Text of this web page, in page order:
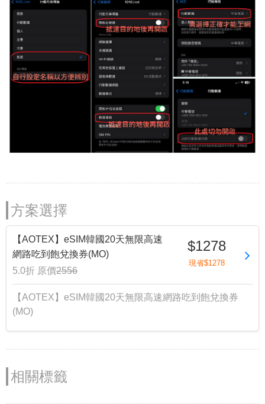
方案選擇
【AOTEX】eSIM韓國20天無限高速
網路吃到飽兌換券(MO)
5.0折 原價2556
$1278
現省$1278
【AOTEX】eSIM韓國20天無限高速網路吃到飽兌換券
(MO)
相關標籤